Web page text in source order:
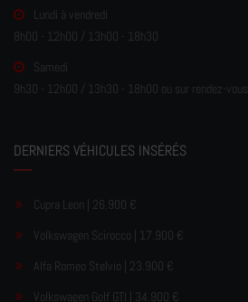
Lundi à vendredi
8h00 - 12h00 / 13h00 - 18h30
Samedi
9h30 - 12h00 / 13h30 - 18h00 ou sur rendez-vous
DERNIERS VÉHICULES INSÉRÉS
Cupra Leon | 26.900 €
Volkswagen Scirocco | 17.900 €
Alfa Romeo Stelvio | 23.900 €
Volkswagen Golf GTI | 34.900 €